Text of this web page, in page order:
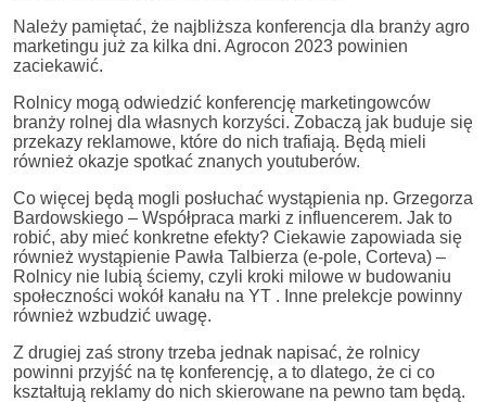
Należy pamiętać, że najbliższa konferencja dla branży agro
marketingu już za kilka dni. Agrocon 2023 powinien
zaciekawić.
Rolnicy mogą odwiedzić konferencję marketingowców
branży rolnej dla własnych korzyści. Zobaczą jak buduje się
przekazy reklamowe, które do nich trafiają. Będą mieli
również okazje spotkać znanych youtuberów.
Co więcej będą mogli posłuchać wystąpienia np. Grzegorza
Bardowskiego – Współpraca marki z influencerem. Jak to
robić, aby mieć konkretne efekty? Ciekawie zapowiada się
również wystąpienie Pawła Talbierza (e-pole, Corteva) –
Rolnicy nie lubią ściemy, czyli kroki milowe w budowaniu
społeczności wokół kanału na YT . Inne prelekcje powinny
również wzbudzić uwagę.
Z drugiej zaś strony trzeba jednak napisać, że rolnicy
powinni przyjść na tę konferencję, a to dlatego, że ci co
kształtują reklamy do nich skierowane na pewno tam będą.